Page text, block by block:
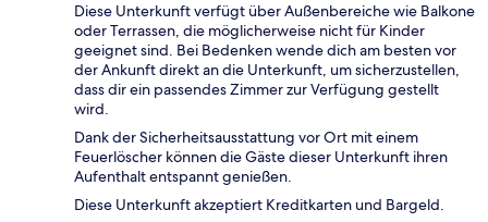
Diese Unterkunft verfügt über Außenbereiche wie Balkone
oder Terrassen, die möglicherweise nicht für Kinder
geeignet sind. Bei Bedenken wende dich am besten vor
der Ankunft direkt an die Unterkunft, um sicherzustellen,
dass dir ein passendes Zimmer zur Verfügung gestellt
wird.
Dank der Sicherheitsausstattung vor Ort mit einem
Feuerlöscher können die Gäste dieser Unterkunft ihren
Aufenthalt entspannt genießen.
Diese Unterkunft akzeptiert Kreditkarten und Bargeld.